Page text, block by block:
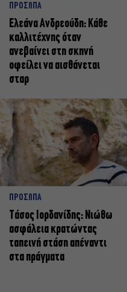
ΠΡΟΣΩΠΑ
Ελεάνα Ανδρεούδη: Κάθε
καλλιτέχνης όταν
ανεβαίνει στη σκηνή
οφείλει να αισθάνεται
σταρ
ΠΡΟΣΩΠΑ
Tάσος Ιορδανίδης: Νιώθω
ασφάλεια κρατώντας
ταπεινή στάση απέναντι
στα πράγματα